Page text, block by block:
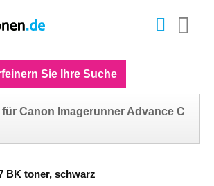
Sie Ihre Suche
Canon Imagerunner Advance C
BK toner, schwarz